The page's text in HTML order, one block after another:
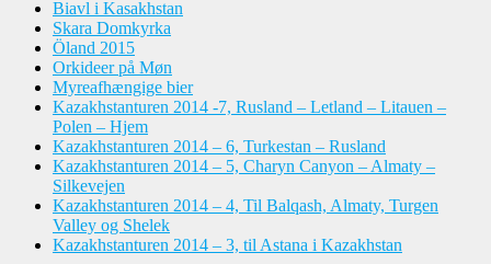
Biavl i Kasakhstan
Skara Domkyrka
Öland 2015
Orkideer på Møn
Myreafhængige bier
Kazakhstanturen 2014 -7, Rusland – Letland – Litauen –
Polen – Hjem
Kazakhstanturen 2014 – 6, Turkestan – Rusland
Kazakhstanturen 2014 – 5, Charyn Canyon – Almaty –
Silkevejen
Kazakhstanturen 2014 – 4, Til Balqash, Almaty, Turgen
Valley og Shelek
Kazakhstanturen 2014 – 3, til Astana i Kazakhstan